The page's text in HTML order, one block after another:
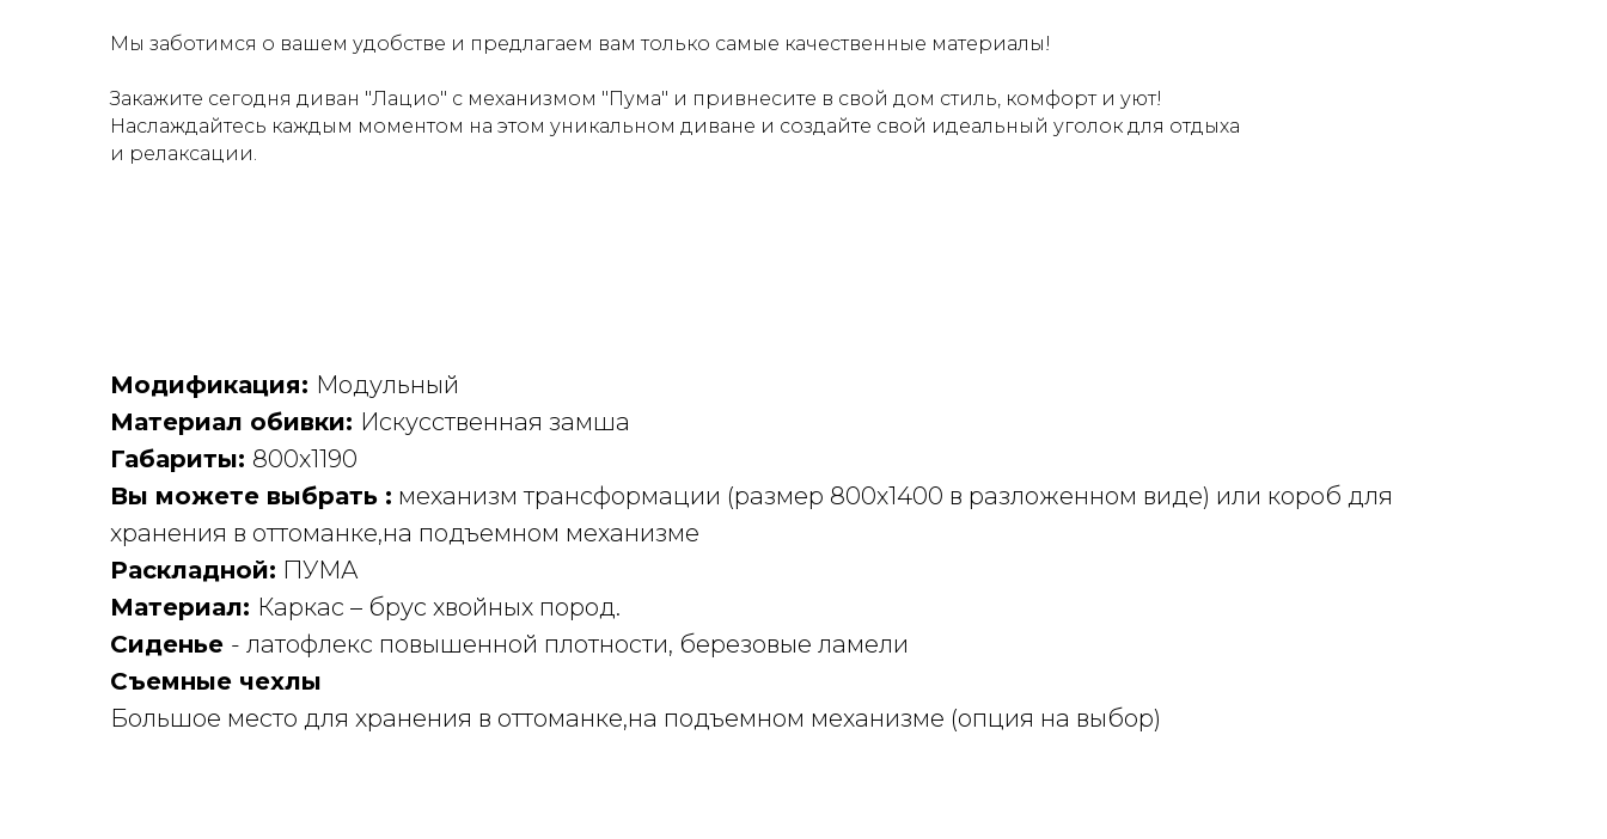
Мы заботимся о вашем удобстве и предлагаем вам только самые качественные материалы!
Закажите сегодня диван "Лацио" с механизмом "Пума" и привнесите в свой дом стиль, комфорт и уют!
Наслаждайтесь каждым моментом на этом уникальном диване и создайте свой идеальный уголок для отдыха
и релаксации.
Модификация: Модульный
Материал обивки: Искусственная замша
Габариты: 800х1190
Вы можете выбрать : механизм трансформации (размер 800х1400 в разложенном виде) или короб для
хранения в оттоманке,на подъемном механизме
Раскладной: ПУМА
Материал: Каркас – брус хвойных пород.
Сиденье - латофлекс повышенной плотности, березовые ламели
Съемные чехлы
Большое место для хранения в оттоманке,на подъемном механизме (опция на выбор)